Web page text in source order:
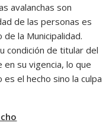
avalanchas son
de las personas es
la Municipalidad.
condición de titular del
su vigencia, lo que
el hecho sino la culpa